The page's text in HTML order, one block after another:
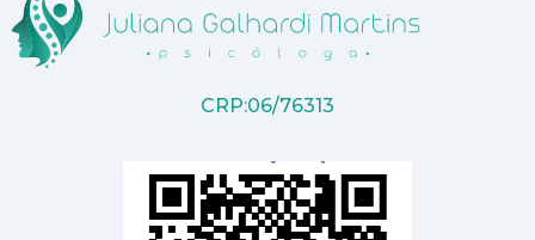
CRP:06/76313